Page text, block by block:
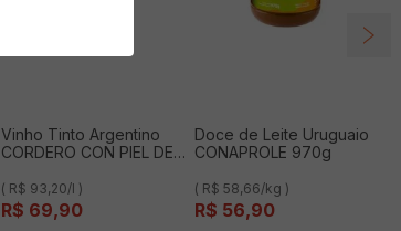
Vinho Tinto Argentino
CORDERO CON PIEL DE
( R$ 93,20/l )
R$ 69,90
Doce de Leite Uruguaio
CONAPROLE 970g
( R$ 58,66/kg )
R$ 56,90